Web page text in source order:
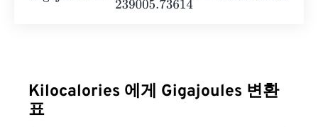
Kilocalories 에게 Gigajoules 변환
표